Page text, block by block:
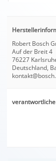
Robert Bosch
Auf der Breit 4
76227
Deutschland,